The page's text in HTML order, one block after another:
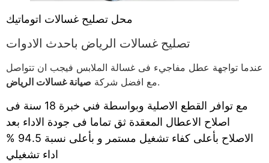
محل تصليح غسالات اتوماتيك
تصليح غسالات الرياض باحدث الادوات
عندما تواجهة عطل مفاجيء فى غسالة الملابس فيجب ان تتواصل
مع افضل شركة صيانة غسالات الرياض .
مع توافر القطع الاصلية وبواسطة فني خبرة 18 سنة فى
اصلاح الاعطال المعقدة ثق تماما فى جودة الاداء بعد
الاصلاح بأعلى كفاء تشغيل مستمر و بأعلى نسبة 94.5 %